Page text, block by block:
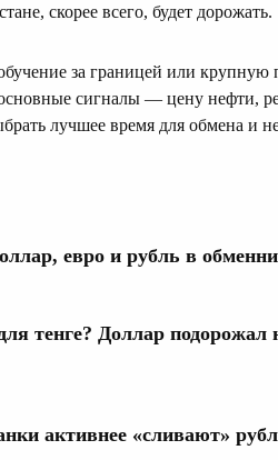
скорее всего, будет дорожать.
за границей или крупную
основные сигналы — цену нефти,
лучшее время для обмена и не
евро и рубль в
тенге? Доллар подорожал
активнее «сливают»